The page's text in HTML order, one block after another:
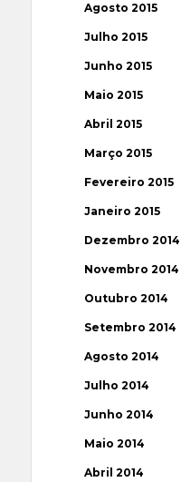
Agosto 2015
Julho 2015
Junho 2015
Maio 2015
Abril 2015
Março 2015
Fevereiro 2015
Janeiro 2015
Dezembro 2014
Novembro 2014
Outubro 2014
Setembro 2014
Agosto 2014
Julho 2014
Junho 2014
Maio 2014
Abril 2014